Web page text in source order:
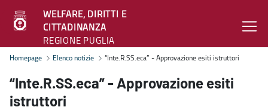
WELFARE, DIRITTI E
CITTADINANZA
REGIONE PUGLIA
“Inte.R.SS.eca” - Approvazione esiti istruttori - Welfare, diritti e
Homepage Elenco notizie “Inte.R.SS.eca” - Approvazione esiti istruttori
“Inte.R.SS.eca” - Approvazione esiti
istruttori